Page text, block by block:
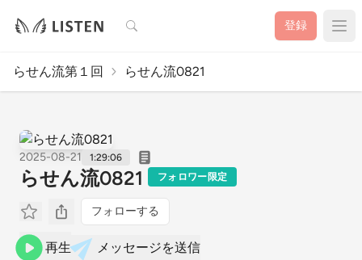
検索 登録
らせん流第１回 らせん流0821
2025-08-21 1:29:06
らせん流0821 フォロワー限定
フォローする
再生 メッセージを送信